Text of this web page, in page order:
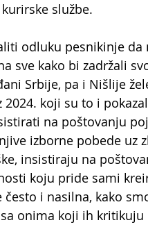
službe.
odluku pesnikinje
sve kako bi zadržali
Srbije, pa i Nišlije
koji su to i
na poštovanju
izborne pobede uz
insistiraju na
koju pride sami
često i nasilna, kako
onima koji ih